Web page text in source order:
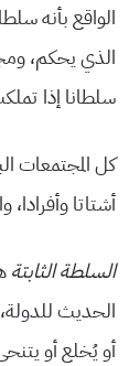
الواقع بأنه
الذي یحكم،
سلطانا إذا
كل المجتمعات
أشتاتا
السلطة الثابتة
الحدیث
أو یُخلع أو